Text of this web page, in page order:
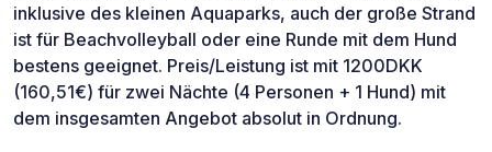
inklusive des kleinen Aquaparks, auch der große Strand
ist für Beachvolleyball oder eine Runde mit dem Hund
bestens geeignet. Preis/Leistung ist mit 1200DKK
(160,51€) für zwei Nächte (4 Personen + 1 Hund) mit
dem insgesamten Angebot absolut in Ordnung.